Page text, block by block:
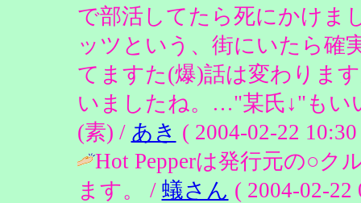
で部活してたら死にかけま
ッツという、街にいたら確
てますた(爆)話は変わりま
いましたね。…"某氏↓"もい
(素) / あき ( 2004-02-22
Hot Pepperは発行元の○ク
ます。 / 蟻さん ( 2004-02-22